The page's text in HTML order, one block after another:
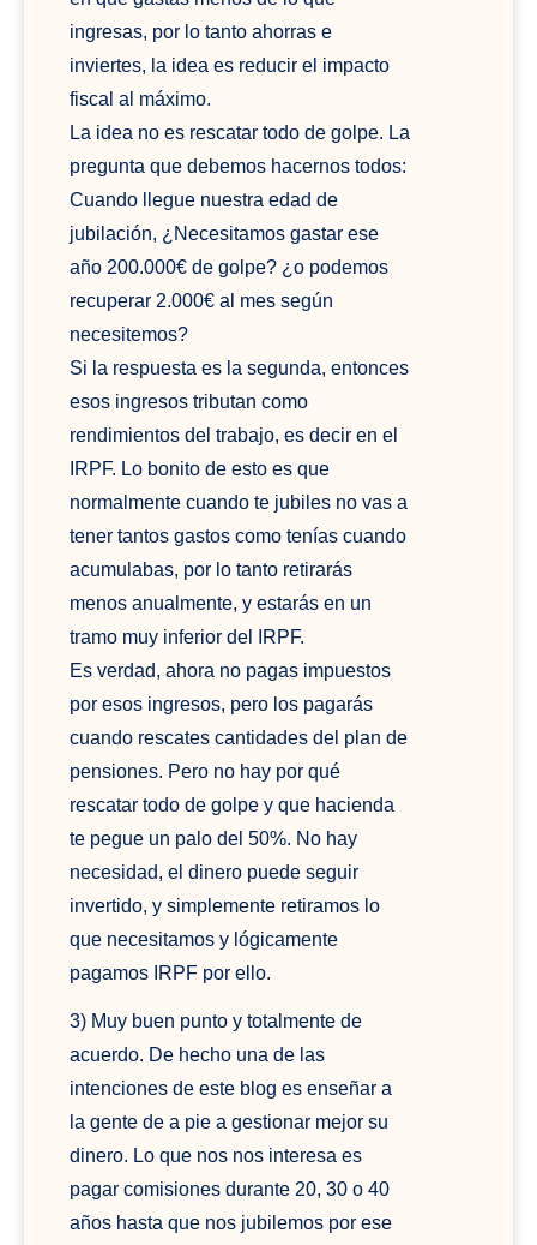
ingresas, por lo tanto ahorras e
inviertes, la idea es reducir el impacto
fiscal al máximo.
La idea no es rescatar todo de golpe. La
pregunta que debemos hacernos todos:
Cuando llegue nuestra edad de
jubilación, ¿Necesitamos gastar ese
año 200.000€ de golpe? ¿o podemos
recuperar 2.000€ al mes según
necesitemos?
Si la respuesta es la segunda, entonces
esos ingresos tributan como
rendimientos del trabajo, es decir en el
IRPF. Lo bonito de esto es que
normalmente cuando te jubiles no vas a
tener tantos gastos como tenías cuando
acumulabas, por lo tanto retirarás
menos anualmente, y estarás en un
tramo muy inferior del IRPF.
Es verdad, ahora no pagas impuestos
por esos ingresos, pero los pagarás
cuando rescates cantidades del plan de
pensiones. Pero no hay por qué
rescatar todo de golpe y que hacienda
te pegue un palo del 50%. No hay
necesidad, el dinero puede seguir
invertido, y simplemente retiramos lo
que necesitamos y lógicamente
pagamos IRPF por ello.
3) Muy buen punto y totalmente de
acuerdo. De hecho una de las
intenciones de este blog es enseñar a
la gente de a pie a gestionar mejor su
dinero. Lo que nos nos interesa es
pagar comisiones durante 20, 30 o 40
años hasta que nos jubilemos por ese